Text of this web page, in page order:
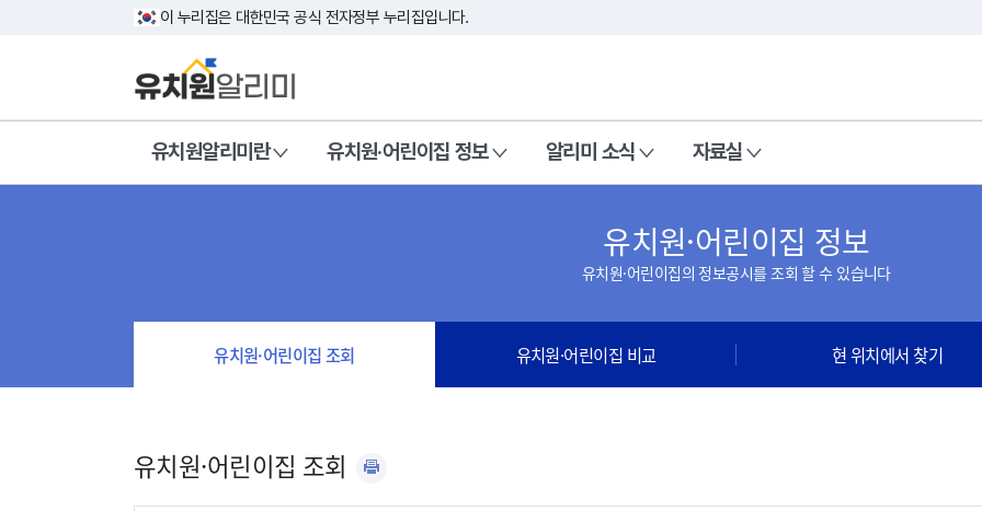
이 누리집은 대한민국 공식 전자정부 누리집입니다.
유치원알리미란 유치원·어린이집 정보 알리미 소식 자료실
유치원·어린이집 정보
유치원·어린이집의 정보공시를 조회 할 수 있습니다
유치원·어린이집 조회 유치원·어린이집 비교 현 위치에서 찾기
유치원·어린이집 조회